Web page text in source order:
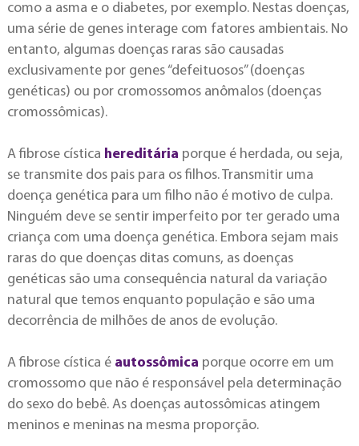
como a asma e o diabetes, por exemplo. Nestas doenças,
uma série de genes interage com fatores ambientais. No
entanto, algumas doenças raras são causadas
exclusivamente por genes “defeituosos” (doenças
genéticas) ou por cromossomos anômalos (doenças
cromossômicas).
A fibrose cística hereditária porque é herdada, ou seja,
se transmite dos pais para os filhos. Transmitir uma
doença genética para um filho não é motivo de culpa.
Ninguém deve se sentir imperfeito por ter gerado uma
criança com uma doença genética. Embora sejam mais
raras do que doenças ditas comuns, as doenças
genéticas são uma consequência natural da variação
natural que temos enquanto população e são uma
decorrência de milhões de anos de evolução.
A fibrose cística é autossômica porque ocorre em um
cromossomo que não é responsável pela determinação
do sexo do bebê. As doenças autossômicas atingem
meninos e meninas na mesma proporção.